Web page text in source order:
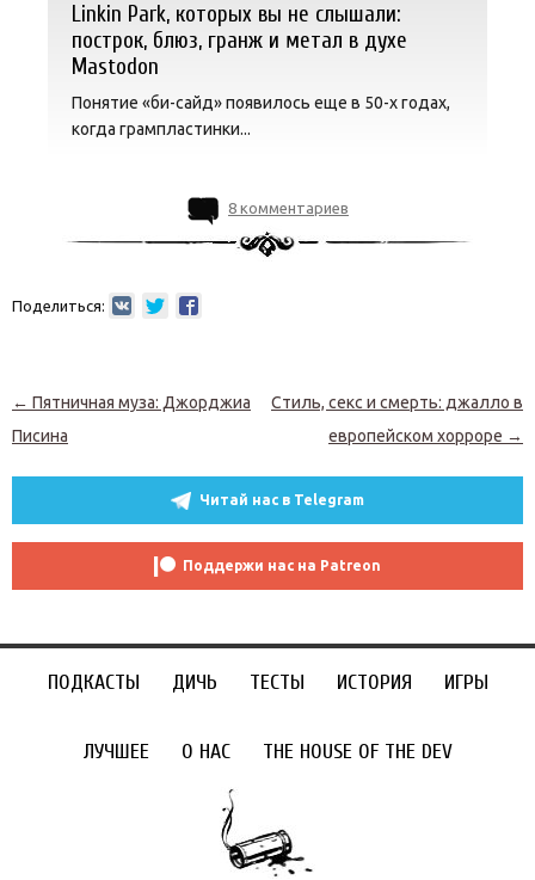
Linkin Park, которых вы не слышали:
построк, блюз, гранж и метал в духе
Mastodon
Понятие «би-сайд» появилось еще в 50-х годах,
когда грампластинки...
8 комментариев
Поделиться:
Навигация по записям
← Пятничная муза: Джорджиа
Писина
Стиль, секс и смерть: джалло в
европейском хорроре →
Читай нас в Telegram
Поддержи нас на Patreon
ПОДКАСТЫ ДИЧЬ ТЕСТЫ ИСТОРИЯ ИГРЫ
ЛУЧШЕЕ О НАС THE HOUSE OF THE DEV